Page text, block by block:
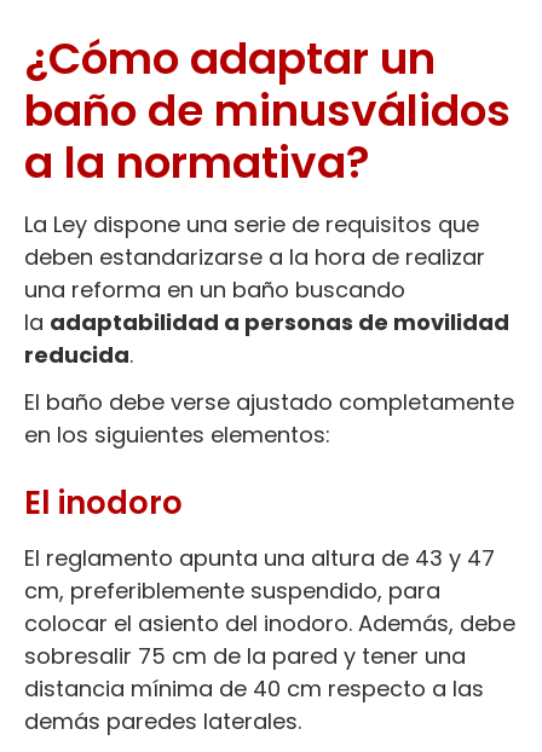
¿Cómo adaptar un
baño de minusválidos
a la normativa?
La Ley dispone una serie de requisitos que
deben estandarizarse a la hora de realizar
una reforma en un baño buscando
la adaptabilidad a personas de movilidad
reducida.
El baño debe verse ajustado completamente
en los siguientes elementos:
El inodoro
El reglamento apunta una altura de 43 y 47
cm, preferiblemente suspendido, para
colocar el asiento del inodoro. Además, debe
sobresalir 75 cm de la pared y tener una
distancia mínima de 40 cm respecto a las
demás paredes laterales.